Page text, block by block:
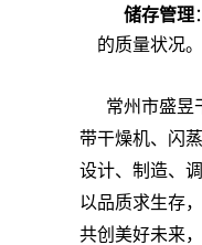
储存管理
的质量状况。
常州市盛昱
带干燥机、闪
设计、制造、
以品质求生存
共创美好未来